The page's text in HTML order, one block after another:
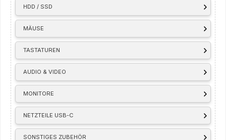
HDD / SSD
MÄUSE
TASTATUREN
AUDIO & VIDEO
MONITORE
NETZTEILE USB-C
SONSTIGES ZUBEHÖR